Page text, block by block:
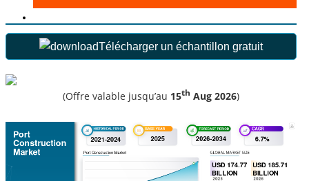
Télécharger un échantillon gratuit
(Offre valable jusqu’au 15th Aug 2026)